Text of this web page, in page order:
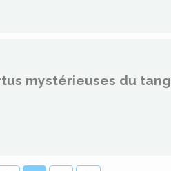
mystérieuses du